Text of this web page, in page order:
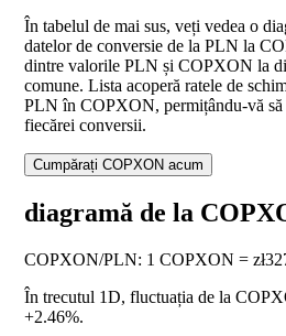
În tabelul de mai sus, veți vedea o
datelor de conversie de la PLN la
dintre valorile PLN și COPXON la
comune. Lista acoperă ratele de
PLN în COPXON, permițându-vă să
fiecărei conversii.
Cumpărați COPXON acum
diagramă de la
COPXON/PLN: 1 COPXON =
În trecutul 1D, fluctuația de la
+2.46%.